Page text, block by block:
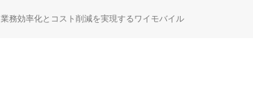
業務効率化とコスト削減を実現するワイモバイル
SEARCH